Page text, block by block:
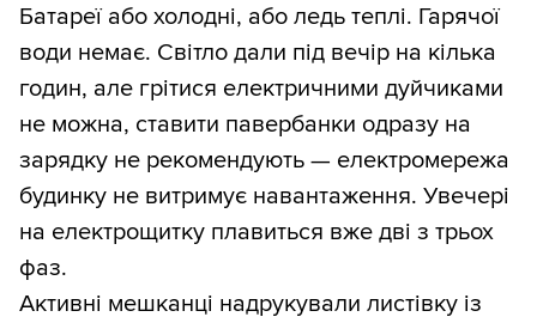
Батареї або холодні, або ледь теплі. Гарячої
води немає. Світло дали під вечір на кілька
годин, але грітися електричними дуйчиками
не можна, ставити павербанки одразу на
зарядку не рекомендують — електромережа
будинку не витримує навантаження. Увечері
на електрощитку плавиться вже дві з трьох
фаз.
Активні мешканці надрукували листівку із